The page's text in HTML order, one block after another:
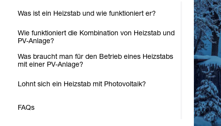
Was ist ein Heizstab und wie funktioniert er?
Wie funktioniert die Kombination von Heizstab und
PV-Anlage?
Was braucht man für den Betrieb eines Heizstabs
mit einer PV-Anlage?
Lohnt sich ein Heizstab mit Photovoltaik?
FAQs